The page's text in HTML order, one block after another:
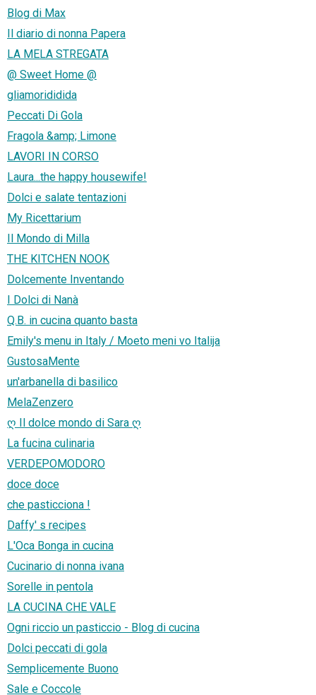
Blog di Max
Il diario di nonna Papera
LA MELA STREGATA
@ Sweet Home @
gliamorididida
Peccati Di Gola
Fragola &amp; Limone
LAVORI IN CORSO
Laura...the happy housewife!
Dolci e salate tentazioni
My Ricettarium
Il Mondo di Milla
THE KITCHEN NOOK
Dolcemente Inventando
I Dolci di Nanà
Q.B. in cucina quanto basta
Emily's menu in Italy / Moeto meni vo Italija
GustosaMente
un'arbanella di basilico
MelaZenzero
ღ Il dolce mondo di Sara ღ
La fucina culinaria
VERDEPOMODORO
doce doce
che pasticciona !
Daffy' s recipes
L'Oca Bonga in cucina
Cucinario di nonna ivana
Sorelle in pentola
LA CUCINA CHE VALE
Ogni riccio un pasticcio - Blog di cucina
Dolci peccati di gola
Semplicemente Buono
Sale e Coccole